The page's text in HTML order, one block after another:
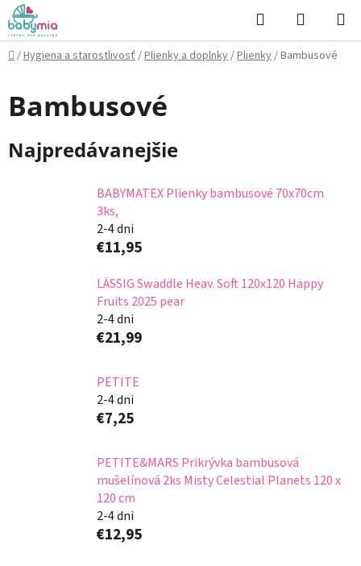
Prejsť
na
obsah
Hľadať
KOŠÍK
Domov
/Hygiena a starostlivosť/Plienky a doplnky/Plienky/Bambusové
Bambusové
Najpredávanejšie
BABYMATEX Plienky bambusové 70x70cm
3ks,
2-4 dni
€11,95
LÄSSIG Swaddle Heav. Soft 120x120 Happy
Fruits 2025 pear
2-4 dni
€21,99
PETITE
2-4 dni
€7,25
PETITE&MARS Prikrývka bambusová
mušelínová 2ks Misty Celestial Planets 120 x
120 cm
2-4 dni
€12,95